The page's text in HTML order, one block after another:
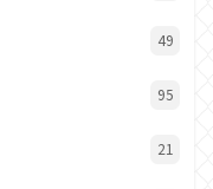
49
95
21